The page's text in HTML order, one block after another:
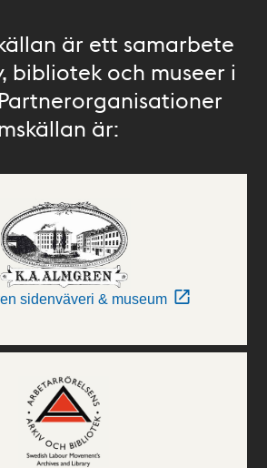
är ett samarbete
bibliotek och museer i
är:
sidenväveri & museum